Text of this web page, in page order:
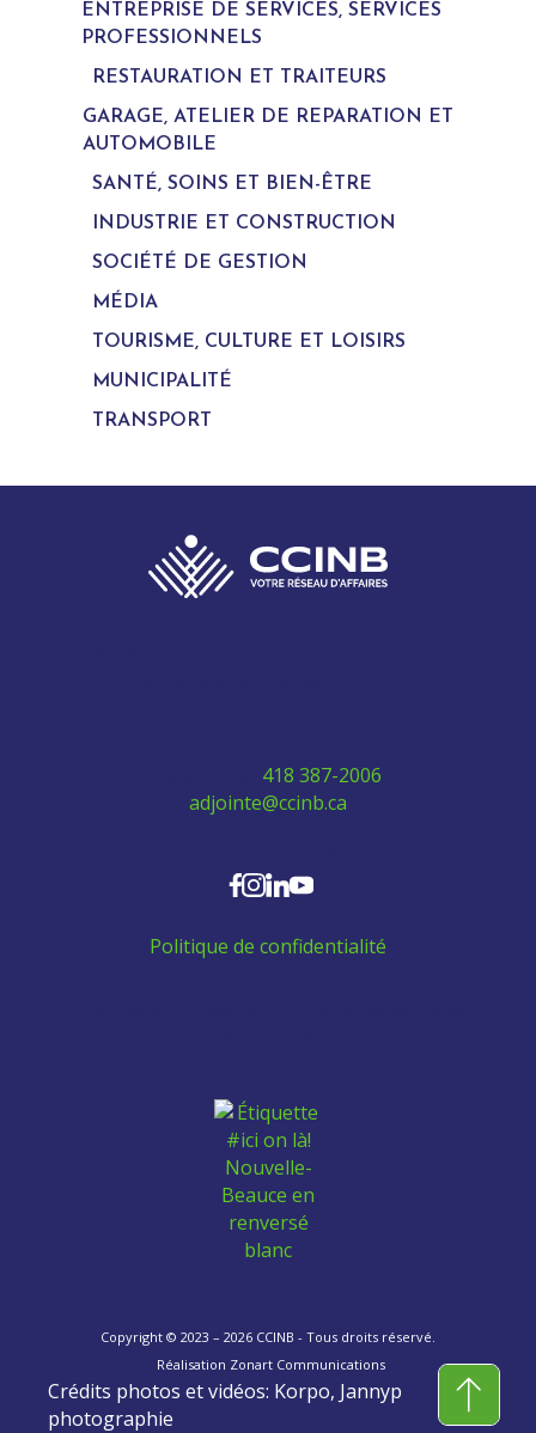
ENTREPRISE DE SERVICES, SERVICES
PROFESSIONNELS
RESTAURATION ET TRAITEURS
GARAGE, ATELIER DE REPARATION ET
AUTOMOBILE
SANTÉ, SOINS ET BIEN-ÊTRE
INDUSTRIE ET CONSTRUCTION
SOCIÉTÉ DE GESTION
MÉDIA
TOURISME, CULTURE ET LOISIRS
MUNICIPALITÉ
TRANSPORT
418 387-2006
adjointe@ccinb.ca
Politique de confidentialité
Copyright © 2023 – 2026 CCINB - Tous droits réservé.
Réalisation Zonart Communications
Crédits photos et vidéos: Korpo, Jannyp
photographie